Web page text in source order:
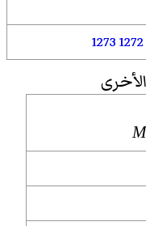
1272
1273